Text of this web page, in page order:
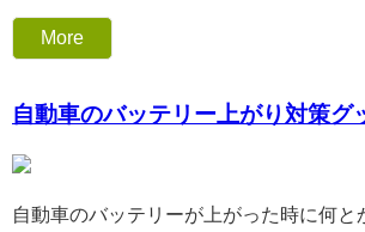
More
自動車のバッテリー上がり対策グ
自動車のバッテリーが上がった時に何と